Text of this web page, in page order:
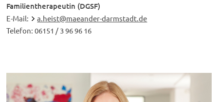
Familientherapeutin (DGSF)
E-Mail:
a.heist@maeander-darmstadt.de
Telefon: 06151 / 3 96 96 16